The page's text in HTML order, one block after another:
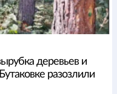
деревьев и
разозлили